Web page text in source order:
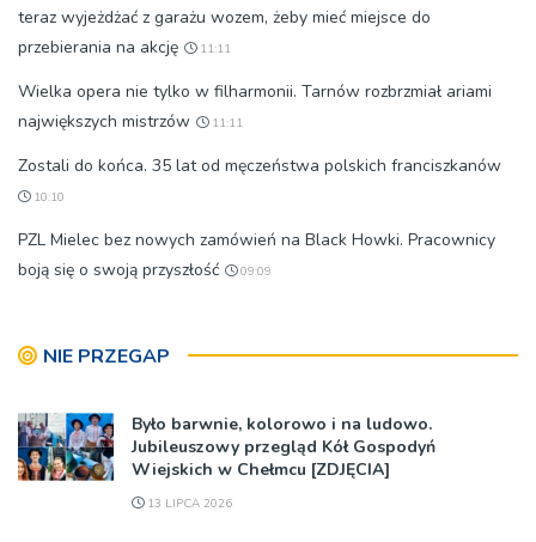
teraz wyjeżdżać z garażu wozem, żeby mieć miejsce do
przebierania na akcję
11:11
Wielka opera nie tylko w filharmonii. Tarnów rozbrzmiał ariami
największych mistrzów
11:11
Zostali do końca. 35 lat od męczeństwa polskich franciszkanów
10:10
PZL Mielec bez nowych zamówień na Black Howki. Pracownicy
boją się o swoją przyszłość
09:09
NIE PRZEGAP
Było barwnie, kolorowo i na ludowo.
Jubileuszowy przegląd Kół Gospodyń
Wiejskich w Chełmcu [ZDJĘCIA]
13 LIPCA 2026